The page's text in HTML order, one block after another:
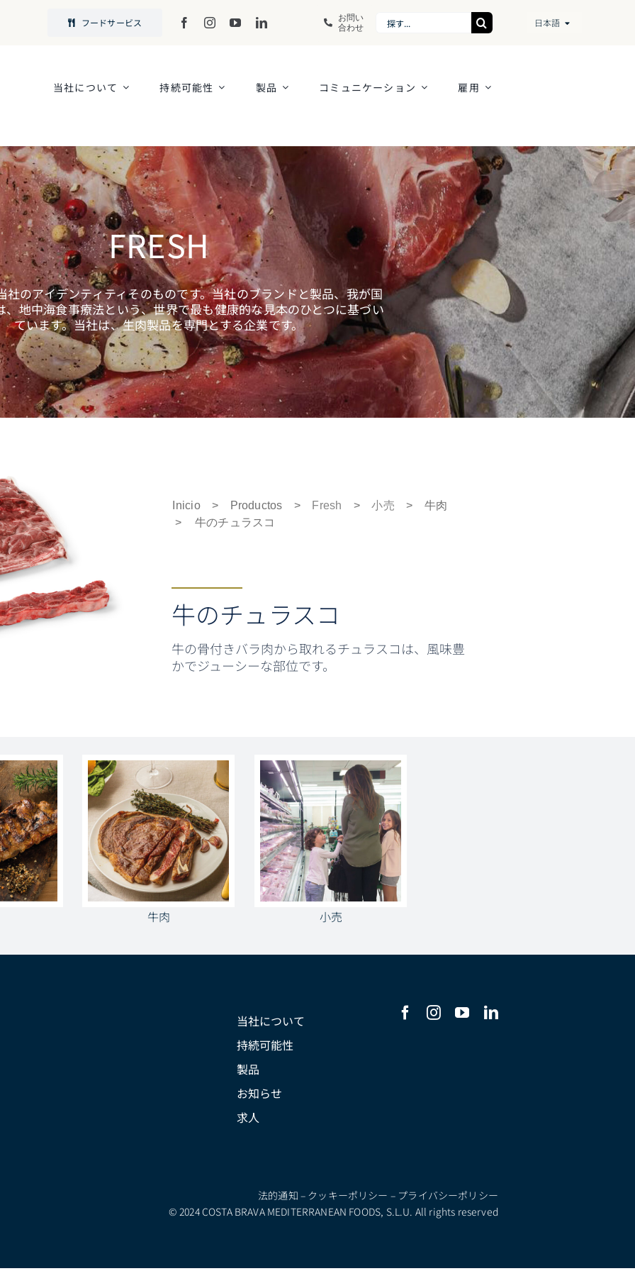
フードサービス
お問い
合わせ
Search
日本語
当社について 持続可能性 製品 コミュニケーション 雇用
FRESH
社のアイデンティティそのものです。当社のブランドと製品、我が国
、地中海食事療法という、世界で最も健康的な見本のひとつに基づい
ています。当社は、生肉製品を専門とする企業です。
Inicio > Productos > Fresh > 小売 >
牛肉
>
牛のチュラスコ
牛のチュラスコ
牛の骨付きバラ肉から取れるチュラスコは、風味豊
かでジューシーな部位です。
牛肉 小売
当社について
持続可能性
製品
お知らせ
求人
法的通知 – クッキーポリシー – プライバシーポリシー
© 2024 COSTA BRAVA MEDITERRANEAN FOODS, S.L.U. All rights reserved